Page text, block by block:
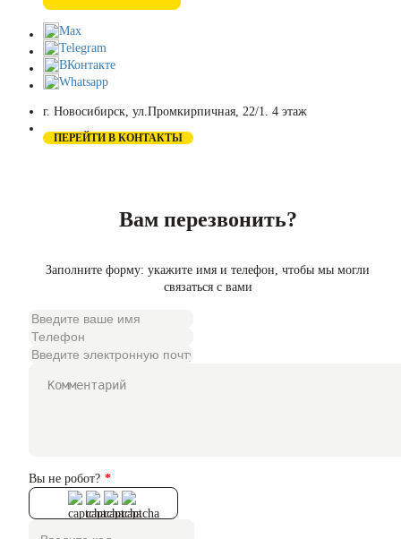
Max
Telegram
ВКонтакте
Whatsapp
г. Новосибирск, ул.Промкирпичная, 22/1. 4 этаж
ПЕРЕЙТИ В КОНТАКТЫ
Вам перезвонить?
Заполните форму: укажите имя и телефон, чтобы мы могли
связаться с вами
Вы не робот?